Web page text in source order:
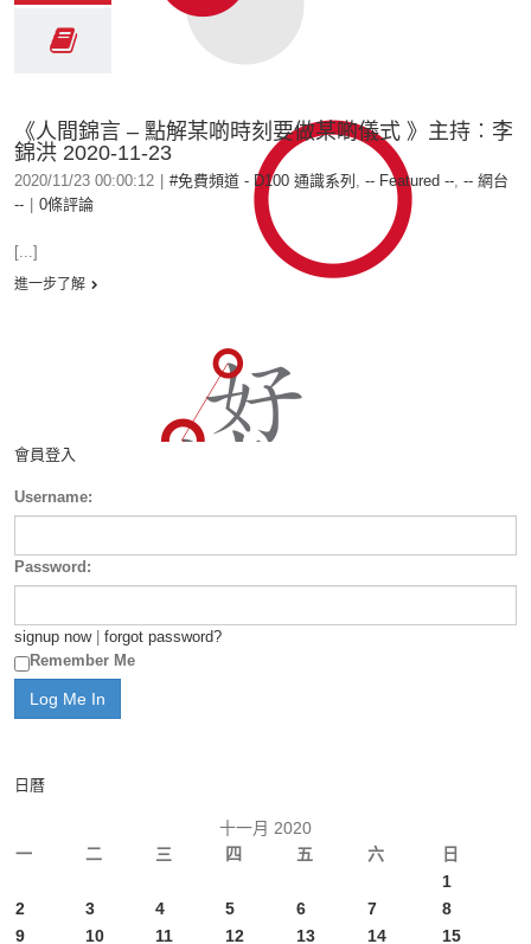
《人間錦言 – 點解某啲時刻要做某啲儀式 》主持︰李
錦洪 2020-11-23
2020/11/23 00:00:12 #免費頻道 - D100 通識系列 , -- Featured --, -- 網台
--
0條評論
[...]
進一步了解
會員登入
Username:
Password:
signup now| forgot password?
Remember Me
日曆
十一月 2020
一
二 三 四 五 六
日
1
2
3 4 5 6 7
8
9
10 11 12 13 14 15